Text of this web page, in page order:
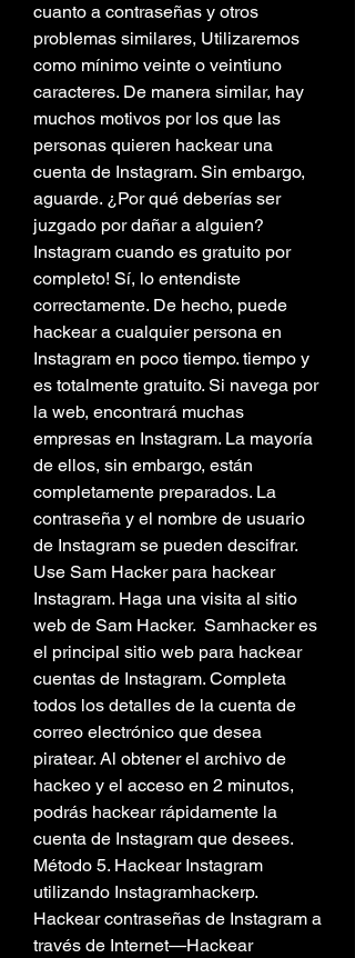
cuanto a contraseñas y otros
problemas similares, Utilizaremos
como mínimo veinte o veintiuno
caracteres. De manera similar, hay
muchos motivos por los que las
personas quieren hackear una
cuenta de Instagram. Sin embargo,
aguarde. ¿Por qué deberías ser
juzgado por dañar a alguien?
Instagram cuando es gratuito por
completo! Sí, lo entendiste
correctamente. De hecho, puede
hackear a cualquier persona en
Instagram en poco tiempo. tiempo y
es totalmente gratuito. Si navega por
la web, encontrará muchas
empresas en Instagram. La mayoría
de ellos, sin embargo, están
completamente preparados. La
contraseña y el nombre de usuario
de Instagram se pueden descifrar.
Use Sam Hacker para hackear
Instagram. Haga una visita al sitio
web de Sam Hacker.  Samhacker es
el principal sitio web para hackear
cuentas de Instagram. Completa
todos los detalles de la cuenta de
correo electrónico que desea
piratear. Al obtener el archivo de
hackeo y el acceso en 2 minutos,
podrás hackear rápidamente la
cuenta de Instagram que desees.
Método 5. Hackear Instagram
utilizando Instagramhackerp.
Hackear contraseñas de Instagram a
través de Internet—Hackear